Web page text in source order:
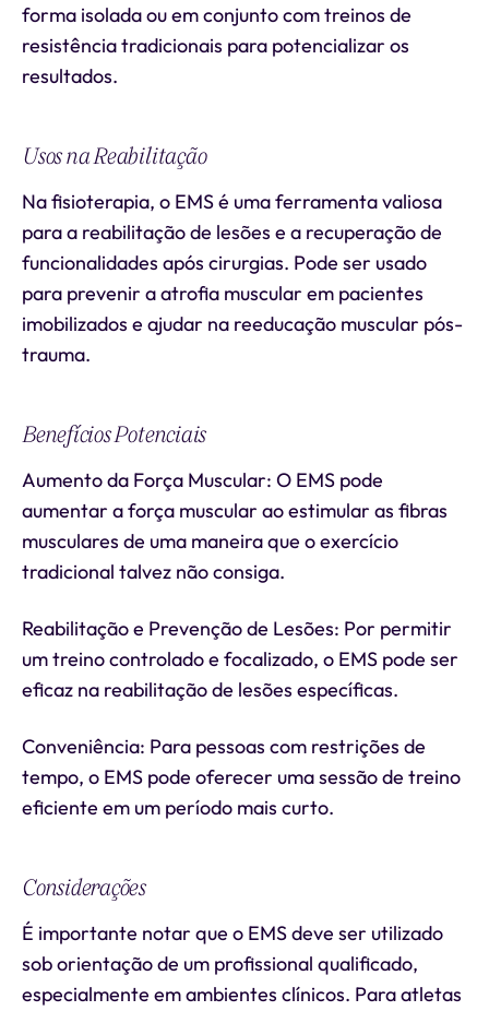
forma isolada ou em conjunto com treinos de
resistência tradicionais para potencializar os
resultados.
Usos na Reabilitação
Na fisioterapia, o EMS é uma ferramenta valiosa
para a reabilitação de lesões e a recuperação de
funcionalidades após cirurgias. Pode ser usado
para prevenir a atrofia muscular em pacientes
imobilizados e ajudar na reeducação muscular pós-
trauma.
Benefícios Potenciais
Aumento da Força Muscular: O EMS pode
aumentar a força muscular ao estimular as fibras
musculares de uma maneira que o exercício
tradicional talvez não consiga.
Reabilitação e Prevenção de Lesões: Por permitir
um treino controlado e focalizado, o EMS pode ser
eficaz na reabilitação de lesões específicas.
Conveniência: Para pessoas com restrições de
tempo, o EMS pode oferecer uma sessão de treino
eficiente em um período mais curto.
Considerações
É importante notar que o EMS deve ser utilizado
sob orientação de um profissional qualificado,
especialmente em ambientes clínicos. Para atletas